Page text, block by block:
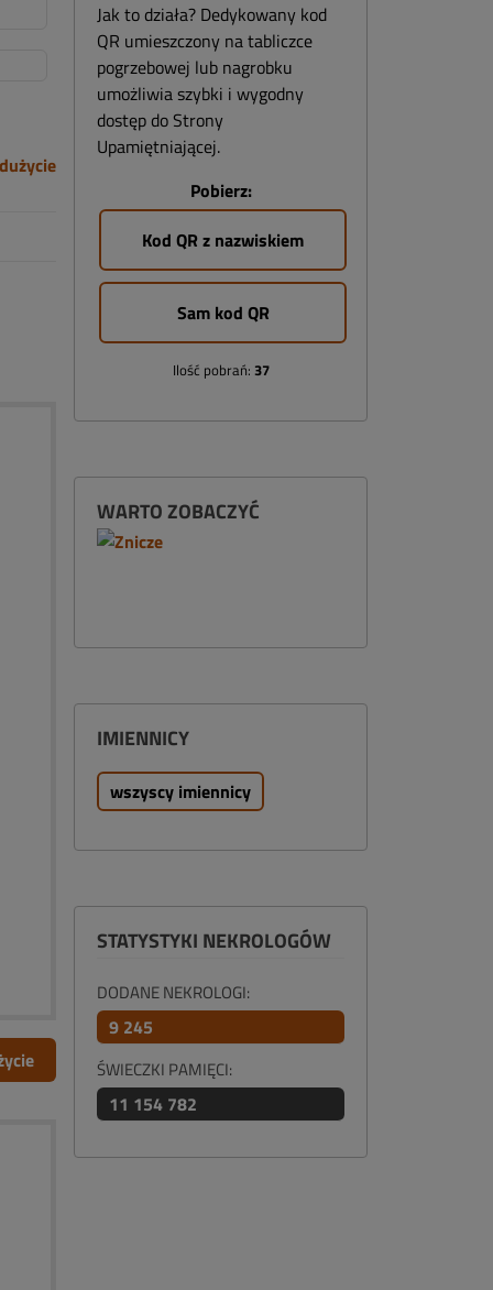
Jak to działa? Dedykowany kod
QR umieszczony na tabliczce
pogrzebowej lub nagrobku
umożliwia szybki i wygodny
dostęp do Strony
Upamiętniającej.
Pobierz:
Kod QR z nazwiskiem
Sam kod QR
Ilość pobrań: 37
WARTO ZOBACZYĆ
IMIENNICY
wszyscy imiennicy
STATYSTYKI NEKROLOGÓW
DODANE NEKROLOGI:
9 245
ŚWIECZKI PAMIĘCI:
11 154 782